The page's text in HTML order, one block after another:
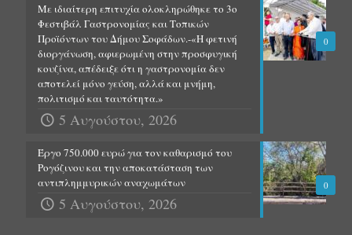
0
Με ιδιαίτερη επιτυχία ολοκληρώθηκε το 3ο
Φεστιβάλ Γαστρονομίας και Τοπικών
Προϊόντων του Δήμου Σοφάδων.-«Η φετινή
διοργάνωση, αφιερωμένη στην προσφυγική
κουζίνα, απέδειξε ότι η γαστρονομία δεν
αποτελεί μόνο γεύση, αλλά και μνήμη,
πολιτισμό και ταυτότητα.»
5 Αυγούστου, 2026
0
Έργο 750.000 ευρώ για τον καθαρισμό του
Ρογόζινου και την αποκατάσταση των
αντιπλημμυρικών αναχωμάτων
5 Αυγούστου, 2026